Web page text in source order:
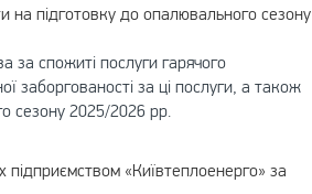
на підготовку до опалювального сезону
за спожиті послуги гарячого
заборгованості за ці послуги, а також
сезону 2025/2026 рр.
«Київтеплоенерго» за